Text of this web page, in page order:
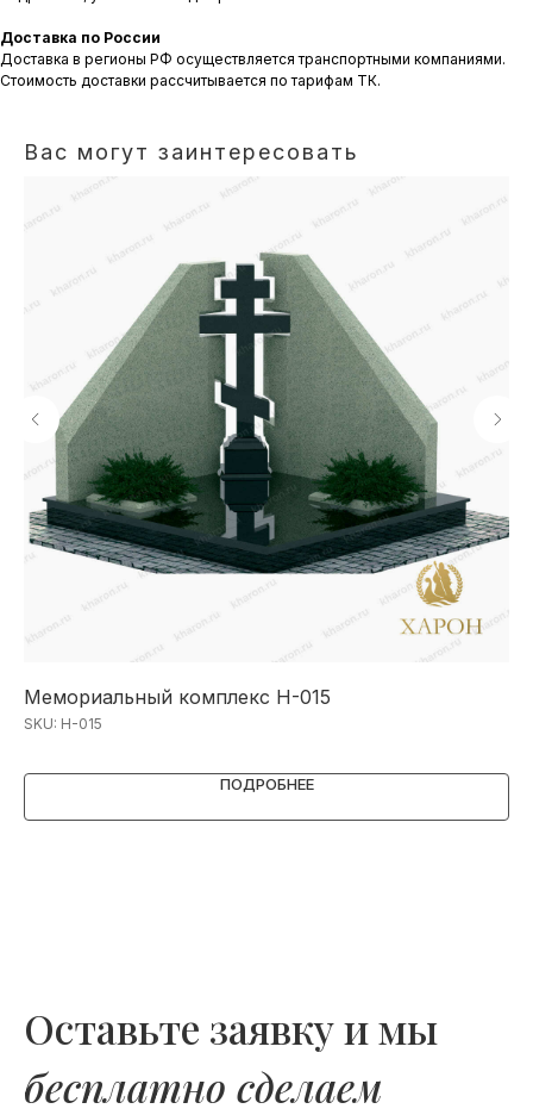
Доставка по России
Доставка в регионы РФ осуществляется транспортными компаниями.
Стоимость доставки рассчитывается по тарифам ТК.
Вас могут заинтересовать
Мемориальный комплекс Н-015
SKU: Н-015
ПОДРОБНЕЕ
Оставьте заявку и мы
бесплатно сделаем